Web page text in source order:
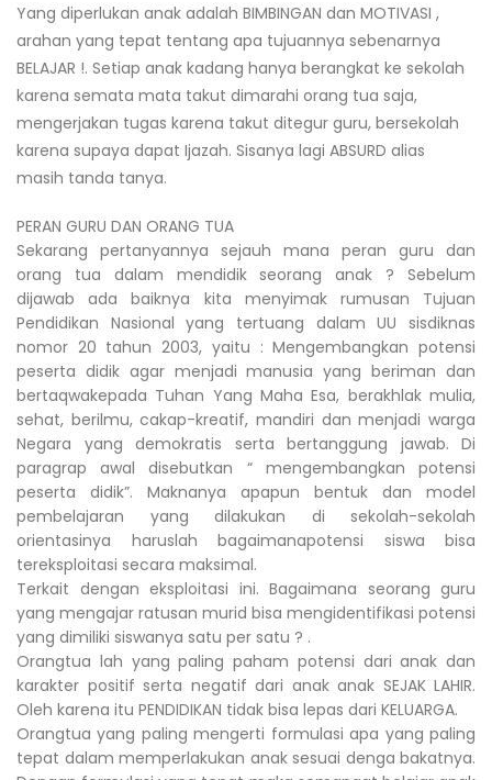
Yang diperlukan anak adalah BIMBINGAN dan MOTIVASI ,
arahan yang tepat tentang apa tujuannya sebenarnya
BELAJAR !. Setiap anak kadang hanya berangkat ke sekolah
karena semata mata takut dimarahi orang tua saja,
mengerjakan tugas karena takut ditegur guru, bersekolah
karena supaya dapat Ijazah. Sisanya lagi ABSURD alias
masih tanda tanya.
PERAN GURU DAN ORANG TUA
Sekarang pertanyannya sejauh mana peran guru dan
orang tua dalam mendidik seorang anak ? Sebelum
dijawab ada baiknya kita menyimak rumusan Tujuan
Pendidikan Nasional yang tertuang dalam UU sisdiknas
nomor 20 tahun 2003, yaitu : Mengembangkan potensi
peserta didik agar menjadi manusia yang beriman dan
bertaqwakepada Tuhan Yang Maha Esa, berakhlak mulia,
sehat, berilmu, cakap-kreatif, mandiri dan menjadi warga
Negara yang demokratis serta bertanggung jawab. Di
paragrap awal disebutkan “ mengembangkan potensi
peserta didik”. Maknanya apapun bentuk dan model
pembelajaran yang dilakukan di sekolah-sekolah
orientasinya haruslah bagaimanapotensi siswa bisa
tereksploitasi secara maksimal.
Terkait dengan eksploitasi ini. Bagaimana seorang guru
yang mengajar ratusan murid bisa mengidentifikasi potensi
yang dimiliki siswanya satu per satu ? .
Orangtua lah yang paling paham potensi dari anak dan
karakter positif serta negatif dari anak anak SEJAK LAHIR.
Oleh karena itu PENDIDIKAN tidak bisa lepas dari KELUARGA.
Orangtua yang paling mengerti formulasi apa yang paling
tepat dalam memperlakukan anak sesuai denga bakatnya.